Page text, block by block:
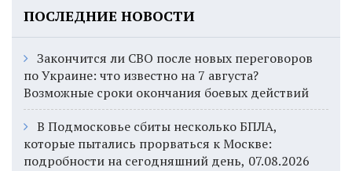
ПОСЛЕДНИЕ НОВОСТИ
Закончится ли СВО после новых переговоров
по Украине: что известно на 7 августа?
Возможные сроки окончания боевых действий
В Подмосковье сбиты несколько БПЛА,
которые пытались прорваться к Москве:
подробности на сегодняшний день, 07.08.2026